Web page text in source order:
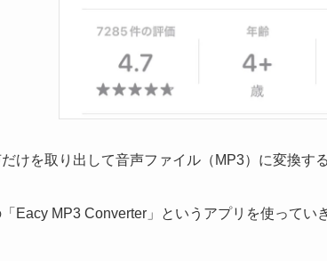
けを取り出して音声ファイル（MP3）に変換する
Eacy MP3 Converter」というアプリを使ってい